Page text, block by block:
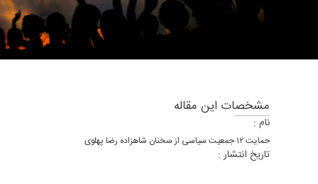
مشخصات این مقاله
نام :
حمایت ۱۲ جمعیت سیاسی از سخنان شاهزاده رضا پهلوی
تاریخ انتشار :